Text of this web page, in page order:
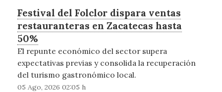
Festival del Folclor dispara ventas
restauranteras en Zacatecas hasta
50%
El repunte económico del sector supera
expectativas previas y consolida la recuperación
del turismo gastronómico local.
05 Ago, 2026 02:05 h